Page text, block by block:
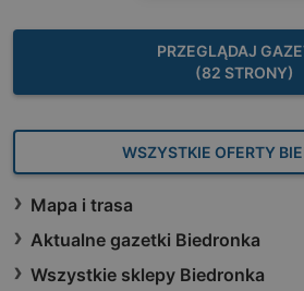
PRZEGLĄDAJ
(82 STRONY)
WSZYSTKIE OFERTY
Mapa i trasa
Aktualne gazetki Biedronka
Wszystkie sklepy Biedronka